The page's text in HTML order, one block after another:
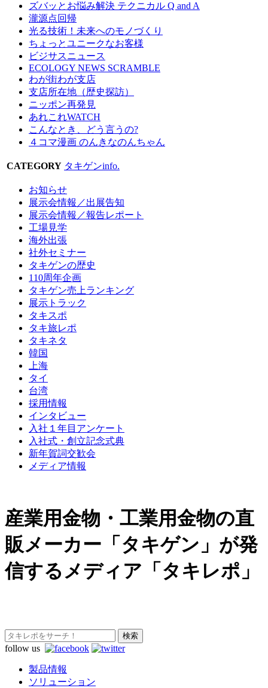
ズバッとお悩み解決 テクニカル Q and A
瀧源点回帰
光る技術！未来へのモノづくり
ちょっとユニークなお客様
ビジサスニュース
ECOLOGY NEWS SCRAMBLE
わが街わが支店
支店所在地（歴史探訪）
ニッポン再発見
あれこれWATCH
こんなとき、どう言うの?
４コマ漫画 のんきなのんちゃん
CATEGORY タキゲンinfo.
お知らせ
展示会情報／出展告知
展示会情報／報告レポート
工場見学
海外出張
社外セミナー
タキゲンの歴史
110周年企画
タキゲン売上ランキング
展示トラック
タキスポ
タキ旅レポ
タキネタ
韓国
上海
タイ
台湾
採用情報
インタビュー
入社１年目アンケート
入社式・創立記念式典
新年賀詞交歓会
メディア情報
産業用金物・工業用金物の直
販メーカー「タキゲン」が発
信するメディア「タキレポ」
follow us
製品情報
ソリューション